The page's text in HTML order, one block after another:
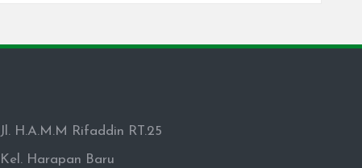
Jl. H.A.M.M Rifaddin RT.25
Kel. Harapan Baru